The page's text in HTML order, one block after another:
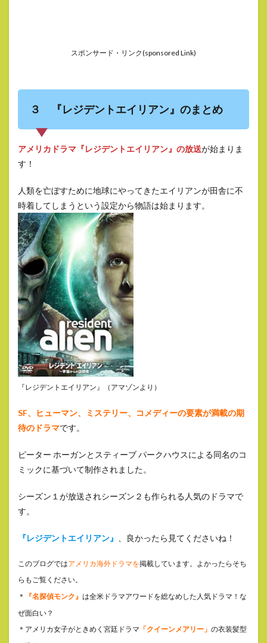
スポンサード・リンク(sponsored Link)
３ 『レジデントエイリアン』のまとめ
アメリカドラマ『レジデントエイリアン』の放送が始まりま
す！
人類を亡ぼすために地球にやってきたエイリアンが田舎に不
時着してしまうという設定から物語は始まります。
『レジデントエイリアン』（アマゾンより）
SF、ヒューマン、ミステリー、コメディーの要素が満載の期
待のドラマです。
ピーター ホーガンとスティーブ パークハウスによる同名のコ
ミックに基づいて制作されました。
シーズン１が放送されシーズン２も作られる人気のドラマで
す。
『レジデントエイリアン』 、良かったら見てくださいね！
このブログではアメリカ海外ドラマを掲載しています。よかったらそち
らもご覧ください。
＊
『名探偵モンク』 は全米ドラマアワードを総なめした人気ドラマ！な
ぜ面白い？
＊アメリカ女子がときめく宮廷ドラマ 「クイーンメアリー」 の衣装髪型